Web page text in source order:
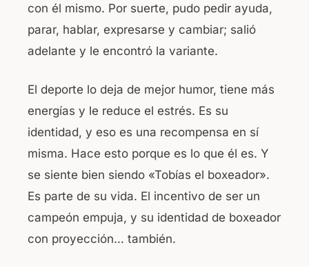
con él mismo. Por suerte, pudo pedir ayuda,
parar, hablar, expresarse y cambiar; salió
adelante y le encontró la variante.
El deporte lo deja de mejor humor, tiene más
energías y le reduce el estrés. Es su
identidad, y eso es una recompensa en sí
misma. Hace esto porque es lo que él es. Y
se siente bien siendo «Tobías el boxeador».
Es parte de su vida. El incentivo de ser un
campeón empuja, y su identidad de boxeador
con proyección… también.